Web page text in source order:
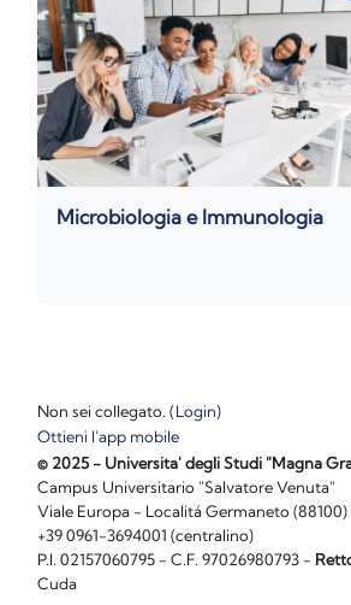
Microbiologia e Immunologia
Non sei collegato. (Login)
Ottieni l'app mobile
© 2025 - Universita' degli Studi "Magna
Campus Universitario "Salvatore Venuta"
Viale Europa - Localitá Germaneto (88100)
+39 0961-3694001 (centralino)
P.I. 02157060795 - C.F. 97026980793 -
Cuda